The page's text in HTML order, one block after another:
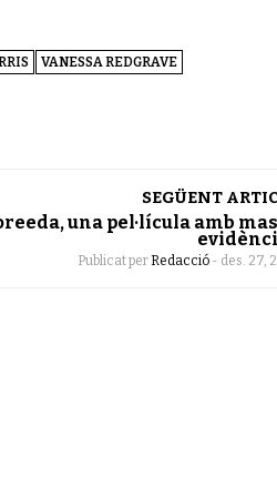
VANESSA REDGRAVE
SEGÜENT
una pel·lícula amb
Publicat per Redacció - des. 27,